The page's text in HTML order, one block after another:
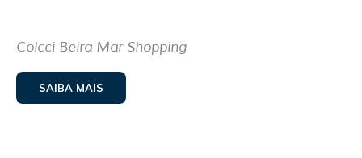
Colcci Beira Mar Shopping
SAIBA MAIS